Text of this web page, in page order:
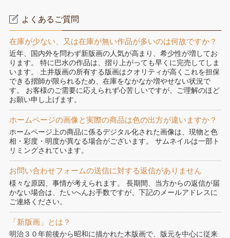
よくあるご質問
在庫が少ない、又は在庫が無い作品が多いのは何故ですか？
近年、国内外を問わず新版画の人気が高まり、希少性が増してお
ります。 特に巴水の作品は、摺り上がっても早くに完売してしま
います。 土井版画の所有する版画はクオリティが高くこれを担保
できる摺師が限られるため、在庫をなかなか増やせない状況で
す。 お客様のご需要に応えられず心苦しいですが、ご理解のほど
お願い申し上げます。
ホームページの画像と実際の商品は色の出方が違いますか？
ホームページ上の商品に係るデジタル化された画像は、現物と色
相・彩度・明度が異なる場合がございます。 サムネイルは一部ト
リミングされています。
お問い合わせフォームの送信に対する返信がありません
様々な原因、事情が考えられます。 長期間、当方からの返信が届
かない場合は、たいへんお手数ですが、下記のメールアドレスに
ご連絡ください。
「新版画」とは？
明治３０年前後から昭和に描かれた木版画で、版元を中心に従来